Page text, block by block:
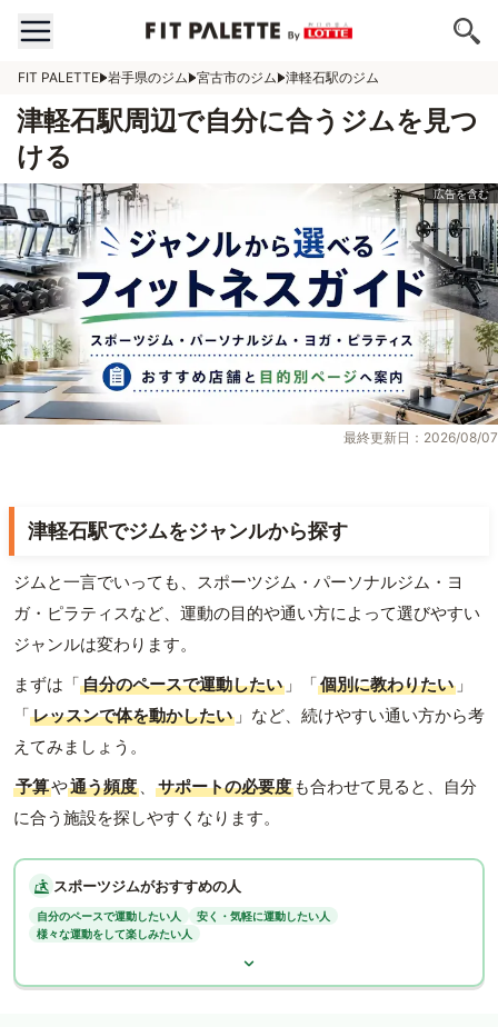
FIT PALETTE 岩手県のジム 宮古市のジム 津軽石駅のジム
津軽石駅周辺で自分に合うジムを見つ
ける
最終更新日：2026/08/07
津軽石駅でジムをジャンルから探す
ジムと一言でいっても、スポーツジム・パーソナルジム・ヨ
ガ・ピラティスなど、運動の目的や通い方によって選びやすい
ジャンルは変わります。
まずは「自分のペースで運動したい 」「個別に教わりたい 」
「レッスンで体を動かしたい 」など、続けやすい通い方から考
えてみましょう。
予算や通う頻度 、 サポートの必要度 も合わせて見ると、自分
に合う施設を探しやすくなります。
スポーツジムがおすすめの人
自分のペースで運動したい人
安く・気軽に運動したい人
様々な運動をして楽しみたい人